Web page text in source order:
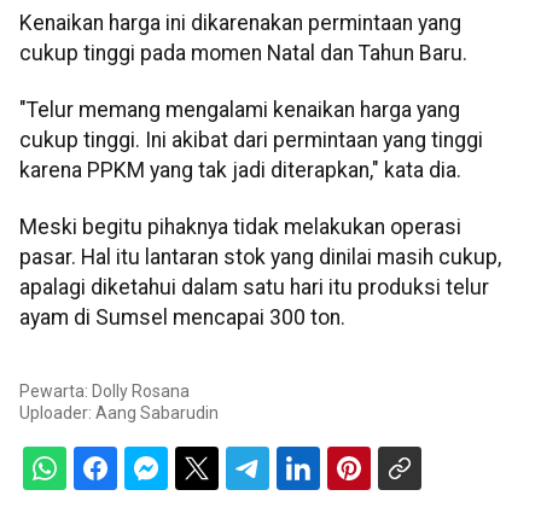
Kenaikan harga ini dikarenakan permintaan yang
cukup tinggi pada momen Natal dan Tahun Baru.
"Telur memang mengalami kenaikan harga yang
cukup tinggi. Ini akibat dari permintaan yang tinggi
karena PPKM yang tak jadi diterapkan," kata dia.
Meski begitu pihaknya tidak melakukan operasi
pasar. Hal itu lantaran stok yang dinilai masih cukup,
apalagi diketahui dalam satu hari itu produksi telur
ayam di Sumsel mencapai 300 ton.
Pewarta: Dolly Rosana
Uploader: Aang Sabarudin